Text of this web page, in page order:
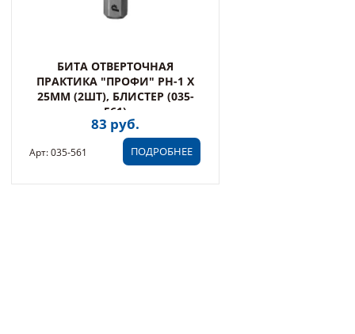
БИТА ОТВЕРТОЧНАЯ
ПРАКТИКА "ПРОФИ" PH-1 Х
25ММ (2ШТ), БЛИСТЕР (035-
561)
83 руб.
ПОДРОБНЕЕ
Арт: 035-561